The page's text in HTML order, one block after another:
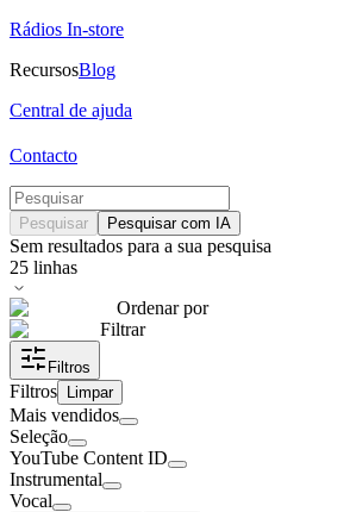
Rádios In-store
RecursosBlog
Central de ajuda
Contacto
Pesquisar Pesquisar com IA
Sem resultados para a sua pesquisa
25 linhas
Ordenar por
Filtrar
Filtros
Filtros Limpar
Mais vendidos
Seleção
YouTube Content ID
Instrumental
Vocal